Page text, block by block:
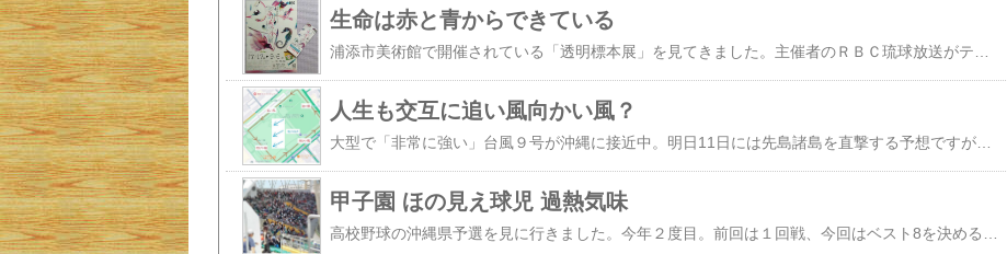
生命は赤と青からできている
人生も交互に追い風向かい風？
大型で「非常に強い」台風９号が沖縄に接近中。明日11日には先島諸島を直撃する予想ですが本島でも風が強くなっています。しかしまだはるか南にあるために本日も小学生から高校生は普通に登校しています。そんななか、私も普通に運動公園にジョギングに出かけました。いつもならもっと早い時間帯に行くので子どもが登校する場面とは重ならないのですが、今朝はちょっと朝寝坊。いつもより１時間遅い６時半ぐらいに家を出ました。運動公園の一周850mのトラックを７～８周するのが日課。しかし今日は素直にトラックを回れませんでした。というのも、すでに風が体感的には10～20m/sになっていて、トラックを周回しているときは追い風と向かい風が変わりばんこに襲ってくるからです。トラックは長方形につくられていて、中には芝生広場やサッカー場、テニス場、スケートボードフィールドなどがあります。そこを反時計回りに走るのですが、今日の風は長尺方向に沿って北東から南西に向かって吹いていました。（元の地図はGoogle Mapより）北東に向かう際は向かい風、南西に向かう際には追い風。20m/sの風だとかなり体が押されます。今朝の時点ではまだ大丈夫でしたが、那覇ではすでに30m/s近い強風が観測されています。私のような大のおとなでも突風が吹くと体を持っていかれそうになるぐらいですから、小学生以下の子どもはちょっと外を歩くのは危険なときがあるのではないかと思いました。午後からは降雨も予想されています。少し早めに下校させた方がいいかも？ま、でも昨日までのじりじりした太陽の光はなくなったので、その点は楽なジョギングでしたけど。
甲子園 ほの見え球児 過熱気味